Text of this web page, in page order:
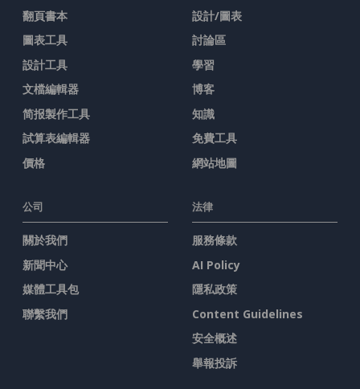
翻頁書本
圖表工具
設計工具
文檔編輯器
简报製作工具
試算表編輯器
價格
設計/圖表
討論區
學習
博客
知識
免費工具
網站地圖
公司
關於我們
新聞中心
媒體工具包
聯繫我們
法律
服務條款
AI Policy
隱私政策
Content Guidelines
安全概述
舉報投訴